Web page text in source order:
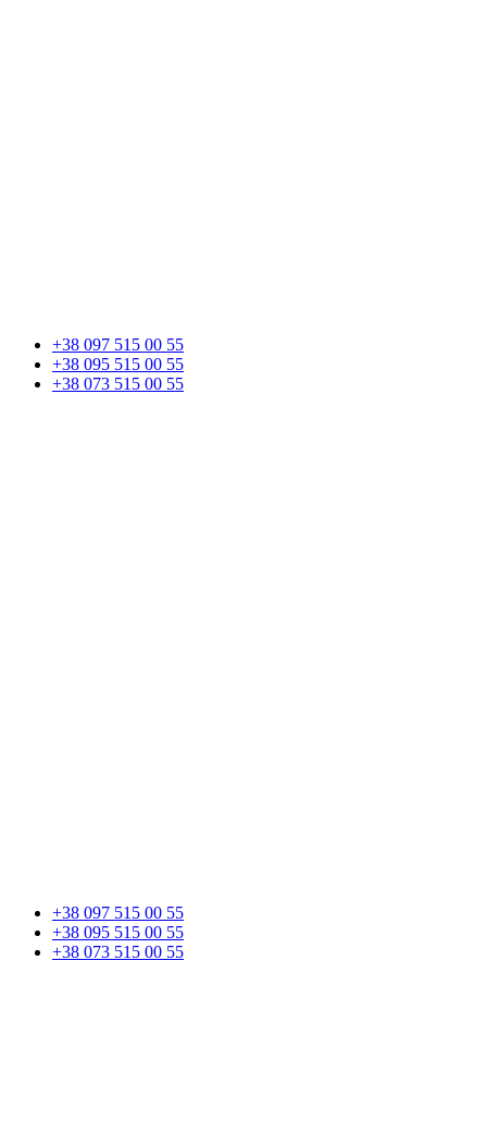
+38 097 515 00 55
+38 095 515 00 55
+38 073 515 00 55
+38 097 515 00 55
+38 095 515 00 55
+38 073 515 00 55